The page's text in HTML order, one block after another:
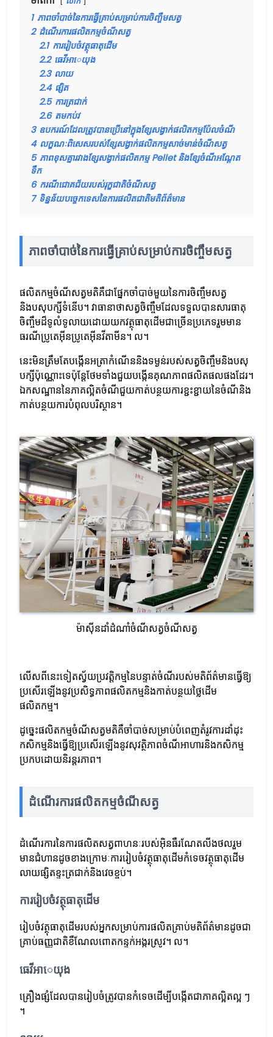
1 ភាពចាំបាច់នៃការធ្វើគ្រាប់សម្រាប់ការចិញ្ចឹមសត្វ
2 ដំណើរការផលិតកម្មចំណីសត្វ
2.1 ការរៀបចំវត្ថុធាតុដើម
2.2 ធេវីអាេយុង
2.3 លាយ
2.4 ផ្សិត
2.5 ការត្រជាក់
2.6 តមកប់វ
3 ឧបករណ៍ដែលត្រូវបានប្រើនៅក្នុងខ្សែសង្វាក់ផលិតកម្មប៉ែលចំណី
4 លក្ខណៈពិសេសរបស់ខ្សែសង្វាក់ផលិតកម្មសាច់មាន់ចំណីសត្វ
5 ភាពខុសគ្នារវាងខ្សែសង្វាក់ផលិតកម្ម Pellet និងខ្សែចំណីអណ្តែត
ទឹក
6 ករណីជោគជ័យរបស់រុក្ខជាតិចំណីសត្វ
7 ទិន្នន័យបច្ចេកទេសនៃការផលិតជាតិមតិព័ត៌មាន
ភាពចាំបាច់នៃការធ្វើគ្រាប់សម្រាប់ការចិញ្ចឹមសត្វ
ផលិតកម្មចំណីសត្វមតិគឺជាផ្នែកចាំបាច់មួយនៃការចិញ្ចឹមសត្វ
និងបសុបក្សីទំនើប។ វាធានាថាសត្វចិញ្ចឹមដែលទទួលបានសារធាតុ
ចិញ្ចឹមដ៏ទូលំទូលាយដោយយកវត្ថុធាតុដើមជាច្រើនប្រភេទរួមមាន
ធរណីប្រូតេអ៊ីនប្រូតេអ៊ីនវីតាមីន។ ល។
នេះមិនត្រឹមតែបង្កើនអត្រាកំណើននិងទម្ងន់របស់សត្វចិញ្ចឹមនិងបសុ
បក្សីប៉ុណ្ណោះទេប៉ុន្តែថែមទាំងជួយបង្កើនគុណភាពផលិតផលផងដែរ។
ឯកសណ្ឋាននៃភាគល្អិតចំណីជួយកាត់បន្ថយការខ្ជះខ្ជាយនៃចំណីនិង
កាត់បន្ថយការបំពុលបរិស្ថាន។
ម៉ាស៊ីនដាំដំណាំចំណីសត្វចំណីសត្វ
លើសពីនេះទៀតស្វ័យប្រវត្តិកម្មនៃបន្ទាត់ចំណីរបស់មតិព័ត៌មានធ្វើឱ្យ
ប្រសើរឡើងនូវប្រសិទ្ធភាពផលិតកម្មនិងកាត់បន្ថយថ្លៃដើម
ផលិតកម្ម។
ដូច្នេះផលិតកម្មចំណីសត្វមតិគឺចាំបាច់សម្រាប់បំពេញតំរូវការដាំដុះ
កសិកម្មនិងធ្វើឱ្យប្រសើរឡើងនូវសុវត្ថិភាពចំណីអាហារនិងកសិកម្ម
ប្រកបដោយនិរន្តរភាព។
ដំណើរការផលិតកម្មចំណីសត្វ
ដំណើរការនៃការផលិតសត្វពាហនៈរបស់អ៊ិនធឺរណែតលីងថលរួម
មានជំហានដូចខាងក្រោមៈការរៀបចំវត្ថុធាតុដើមកំទេចវត្ថុធាតុដើម
លាយផ្សិតខ្ទះត្រជាក់និងវេចខ្ចប់។
ការរៀបចំវត្ថុធាតុដើម
រៀបចំវត្ថុធាតុដើមរបស់អ្នកសម្រាប់ការផលិតគ្រាប់មតិព័ត៌មានដូចជា
គ្រាប់ធញ្ញជាតិខឺណែលពោតកន្ទក់អង្ករស្រូវ។ ល។
ធេវីអាេយុង
គ្រឿងផ្សំដែលបានរៀបចំត្រូវបានកំទេចដើម្បីបង្កើតជាភាគល្អិតល្អ ៗ
។